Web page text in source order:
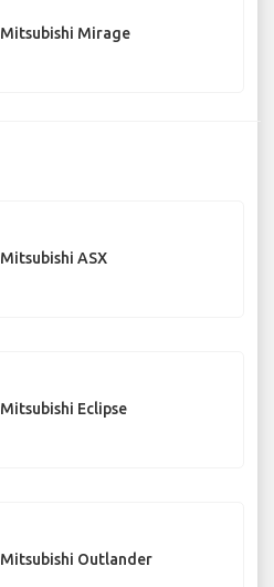
Mitsubishi Mirage
Mitsubishi ASX
Mitsubishi Eclipse
Mitsubishi Outlander